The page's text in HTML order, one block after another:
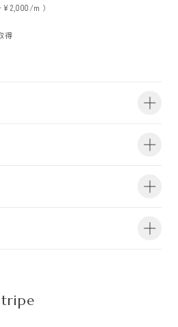
m ）
得
940mm×47m（有効巾900mm・m切売り）
建築基準法により防火上の基準が定められ
照ください。
ては、PDFをご覧ください。
ております。必ず最新の情報をご確認く